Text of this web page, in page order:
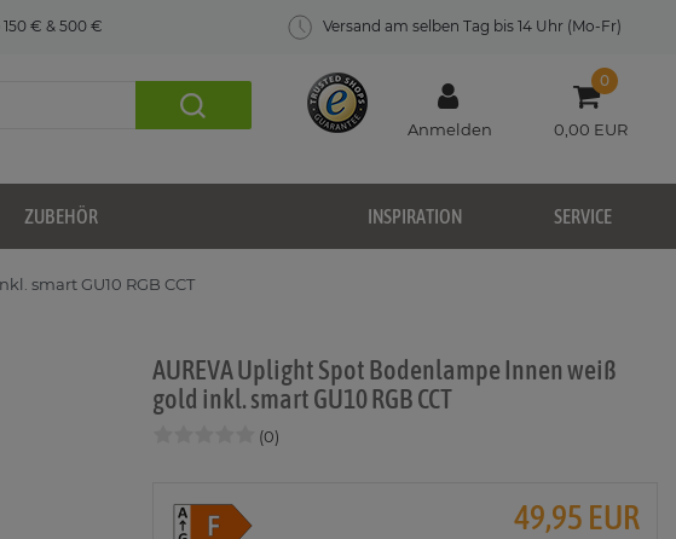
€ & 500 € Versand am selben Tag bis 14 Uhr (Mo-Fr)
Anmelden
0
0,00 EUR
ZUBEHÖR SERVICE
INSPIRATION
smart GU10 RGB CCT
AUREVA Uplight Spot Bodenlampe Innen weiß
gold inkl. smart GU10 RGB CCT
(0)
49,95 EUR